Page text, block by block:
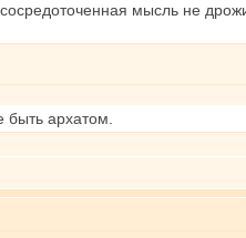
мысль не
архатом.